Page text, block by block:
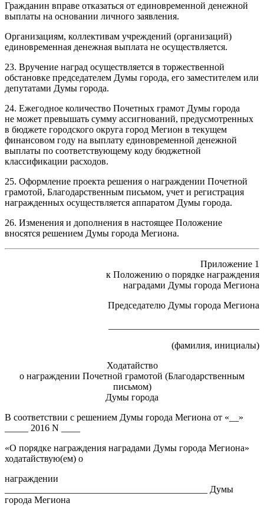
Гражданин вправе отказаться от единовременной денежной
выплаты на основании личного заявления.
Организациям, коллективам учреждений (организаций)
единовременная денежная выплата не осуществляется.
23. Вручение наград осуществляется в торжественной
обстановке председателем Думы города, его заместителем или
депутатами Думы города.
24. Ежегодное количество Почетных грамот Думы города
не может превышать сумму ассигнований, предусмотренных
в бюджете городского округа город Мегион в текущем
финансовом году на выплату единовременной денежной
выплаты по соответствующему коду бюджетной
классификации расходов.
25. Оформление проекта решения о награждении Почетной
грамотой, Благодарственным письмом, учет и регистрация
награжденных осуществляется аппаратом Думы города.
26. Изменения и дополнения в настоящее Положение
вносятся решением Думы города Мегиона.
Приложение 1
к Положению о порядке награждения
наградами Думы города Мегиона
Председателю Думы города Мегиона
(фамилия, инициалы)
Ходатайство
о награждении Почетной грамотой (Благодарственным
письмом)
Думы города
В соответствии с решением Думы города Мегиона от «__»
_____ 2016 N ____
«О порядке награждения наградами Думы города Мегиона»
ходатайствую(ем) о
награждении
___________________________________________ Думы
города Мегиона